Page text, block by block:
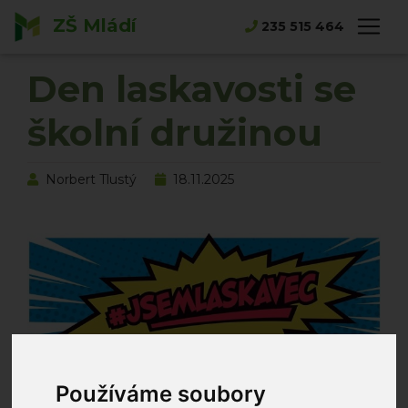
Používáme soubory
ZŠ Mládí 235 515 464
Hlavní strana
Novinky
Den laskavosti se
školní družinou
Norbert Tlustý 18.11.2025